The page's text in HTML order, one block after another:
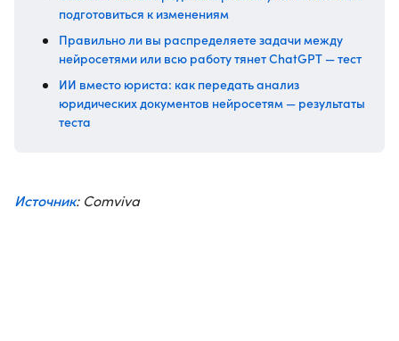
подготовиться к изменениям
Правильно ли вы распределяете задачи между
нейросетями или всю работу тянет ChatGPT — тест
ИИ вместо юриста: как передать анализ
юридических документов нейросетям — результаты
теста
Источник: Comviva